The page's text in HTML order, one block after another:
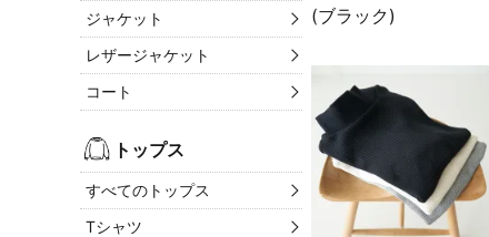
ジャケット
レザージャケット
コート
トップス
すべてのトップス
Tシャツ
(ブラック)